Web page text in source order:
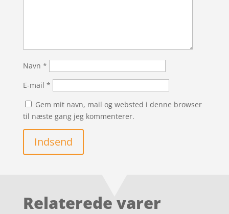
Navn *
E-mail *
Gem mit navn, mail og websted i denne browser
til næste gang jeg kommenterer.
Indsend
Relaterede varer